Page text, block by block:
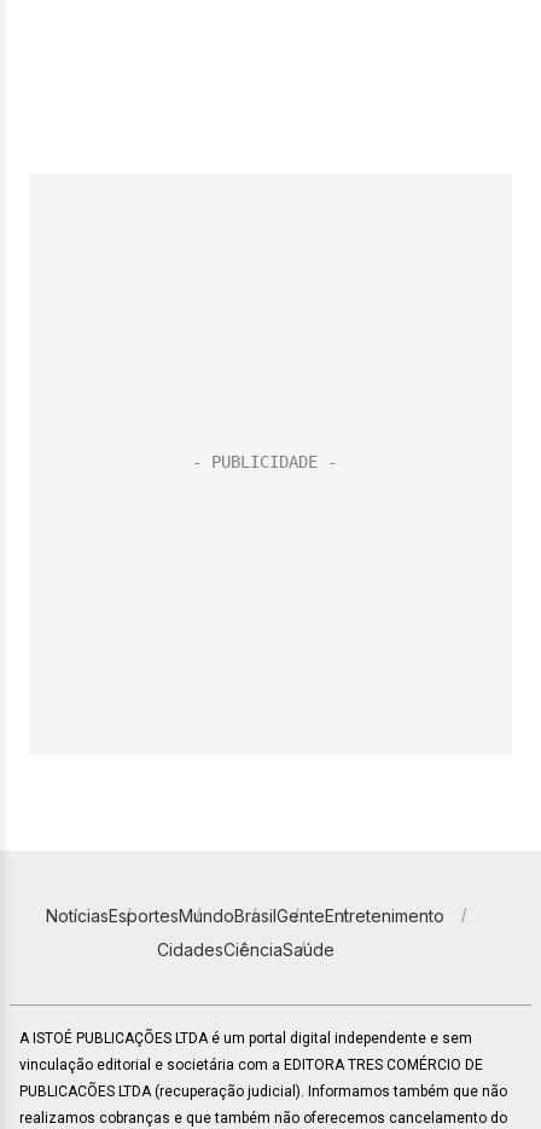
NotíciasEsportesMundoBrasilGenteEntretenimento
CidadesCiênciaSaúde
A ISTOÉ PUBLICAÇÕES LTDA é um portal digital independente e sem
vinculação editorial e societária com a EDITORA TRES COMÉRCIO DE
PUBLICACÕES LTDA (recuperação judicial). Informamos também que não
realizamos cobranças e que também não oferecemos cancelamento do